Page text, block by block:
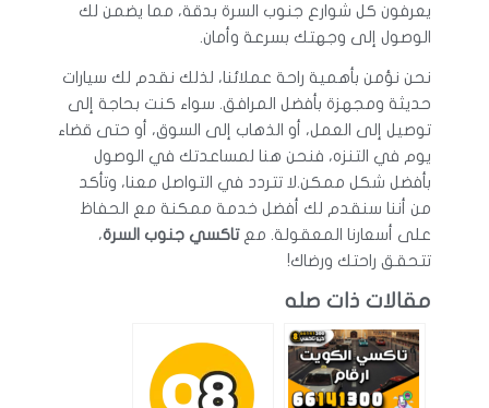
يعرفون كل شوارع جنوب السرة بدقة، مما يضمن لك
الوصول إلى وجهتك بسرعة وأمان.
نحن نؤمن بأهمية راحة عملائنا، لذلك نقدم لك سيارات
حديثة ومجهزة بأفضل المرافق. سواء كنت بحاجة إلى
توصيل إلى العمل، أو الذهاب إلى السوق، أو حتى قضاء
يوم في التنزه، فنحن هنا لمساعدتك في الوصول
بأفضل شكل ممكن.لا تتردد في التواصل معنا، وتأكد
من أننا سنقدم لك أفضل خدمة ممكنة مع الحفاظ
على أسعارنا المعقولة. معتاكسي جنوب السرة،
تتحقق راحتك ورضاك!
مقالات ذات صله